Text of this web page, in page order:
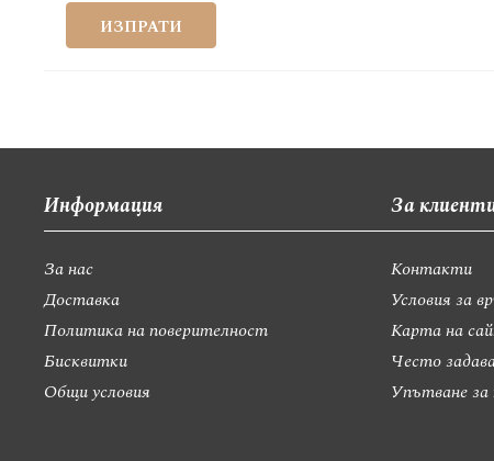
ИЗПРАТИ
Информация
За нас
Доставка
Политика на поверителност
Бисквитки
Общи условия
За
Контакти
Условия за
Карта на
Често
Упътване за